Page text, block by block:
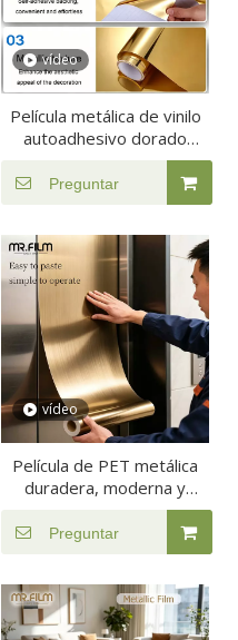
vídeo
Película metálica de vinilo
autoadhesivo dorado
Preguntar
vídeo
Película de PET metálica
duradera, moderna y
Preguntar